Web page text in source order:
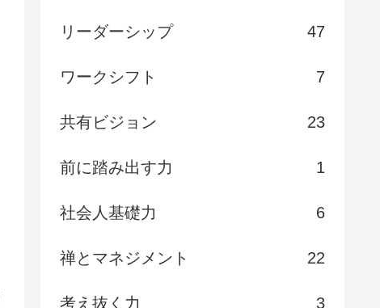
リーダーシップ 47
ワークシフト 7
共有ビジョン 23
前に踏み出す力 1
社会人基礎力 6
禅とマネジメント 22
考え抜く力 3